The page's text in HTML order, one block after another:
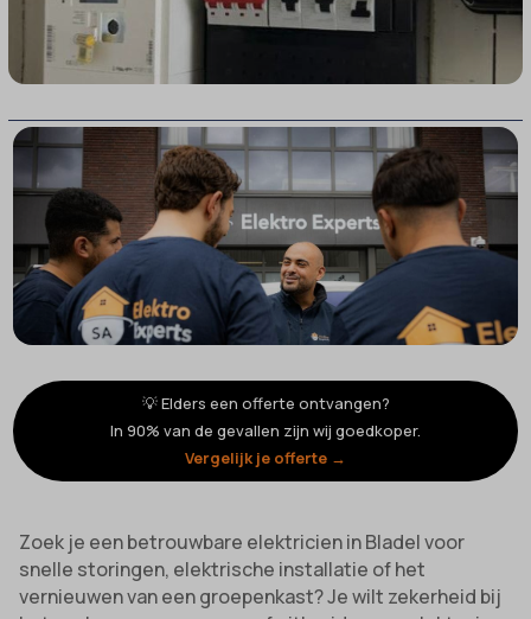
💡 Elders een offerte ontvangen?
In 90% van de gevallen zijn wij goedkoper.
Vergelijk je offerte →
Zoek je een betrouwbare elektricien in Bladel voor
snelle storingen, elektrische installatie of het
vernieuwen van een groepenkast? Je wilt zekerheid bij